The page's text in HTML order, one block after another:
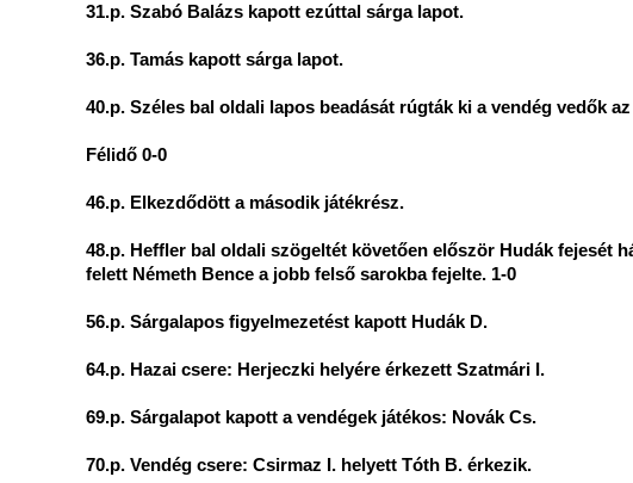
31.p. Szabó Balázs kapott ezúttal sárga lapot.
36.p. Tamás kapott sárga lapot.
40.p. Széles bal oldali lapos beadását rúgták ki a vendég vedők
Félidő 0-0
46.p. Elkezdődött a második játékrész.
48.p. Heffler bal oldali szögeltét követően először Hudák fejesét
felett Németh Bence a jobb felső sarokba fejelte. 1-0
56.p. Sárgalapos figyelmezetést kapott Hudák D.
64.p. Hazai csere: Herjeczki helyére érkezett Szatmári I.
69.p. Sárgalapot kapott a vendégek játékos: Novák Cs.
70.p. Vendég csere: Csirmaz I. helyett Tóth B. érkezik.